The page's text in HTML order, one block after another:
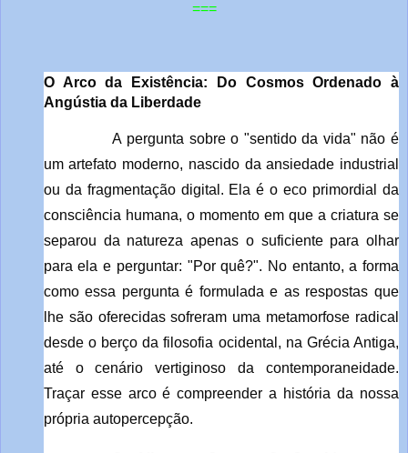
===
O Arco da Existência: Do Cosmos Ordenado à
Angústia da Liberdade
A pergunta sobre o "sentido da vida" não é
um artefato moderno, nascido da ansiedade industrial
ou da fragmentação digital. Ela é o eco primordial da
consciência humana, o momento em que a criatura se
separou da natureza apenas o suficiente para olhar
para ela e perguntar: "Por quê?". No entanto, a forma
como essa pergunta é formulada e as respostas que
lhe são oferecidas sofreram uma metamorfose radical
desde o berço da filosofia ocidental, na Grécia Antiga,
até o cenário vertiginoso da contemporaneidade.
Traçar esse arco é compreender a história da nossa
própria autopercepção.